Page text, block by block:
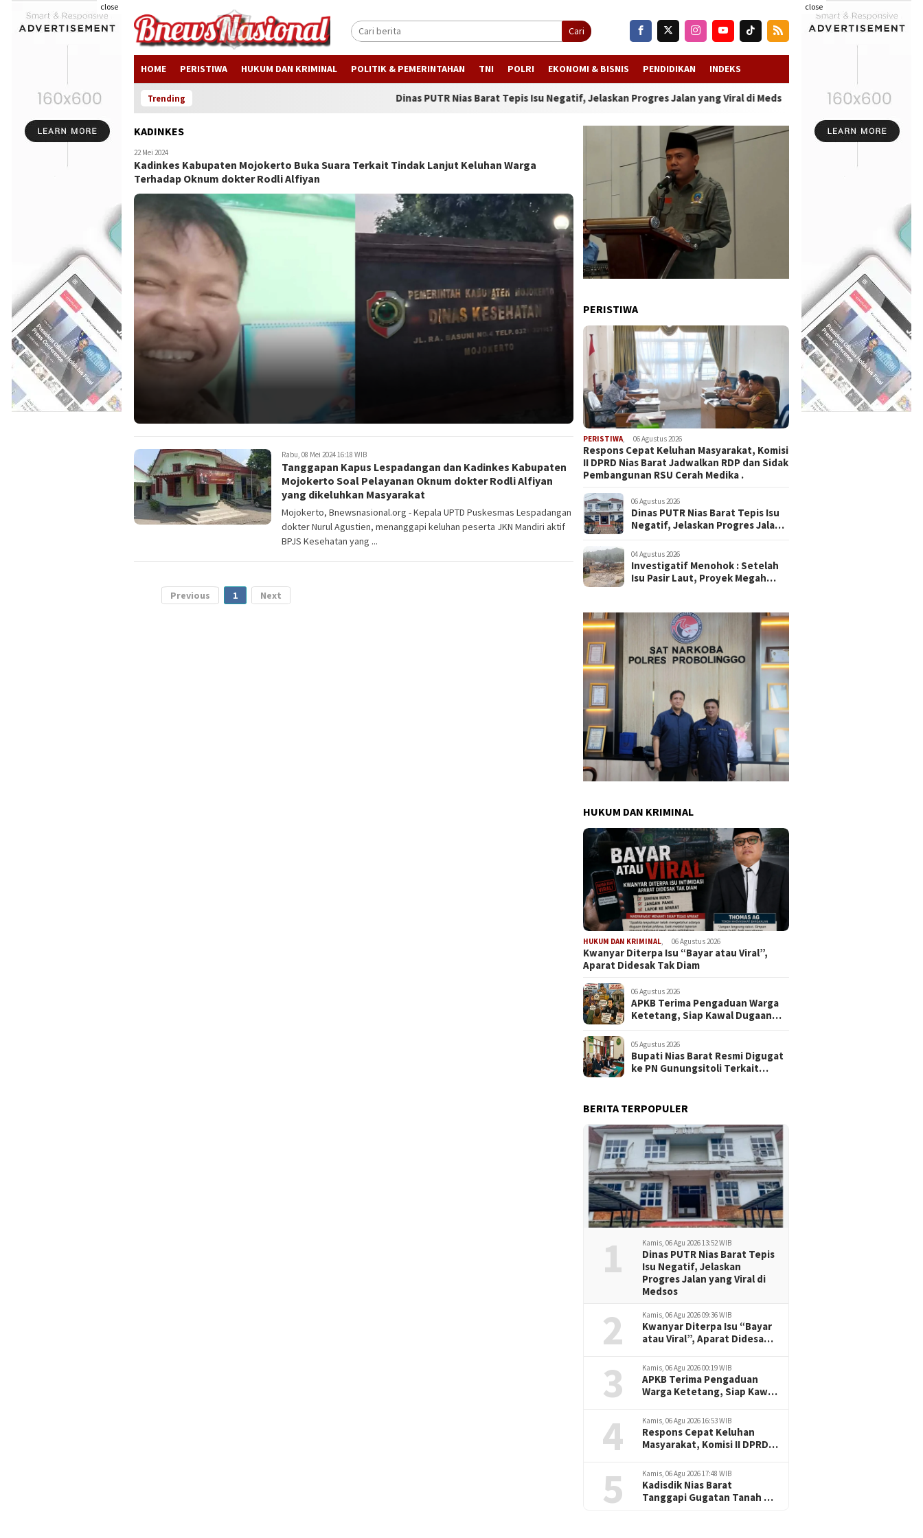
close close
Cari
HOME PERISTIWA HUKUM DAN KRIMINAL POLITIK & PEMERINTAHAN TNI POLRI EKONOMI & BISNIS PENDIDIKAN INDEKS
Trending Dinas PUTR Nias Barat Tepis Isu Negatif, Jelaskan Progres Jalan yang Viral di Medsos-Kwanyar Diterpa Isu “Bayar atau Viral”,
KADINKES
22 Mei 2024
Kadinkes Kabupaten Mojokerto Buka Suara Terkait Tindak Lanjut Keluhan Warga
Terhadap Oknum dokter Rodli Alfiyan
Rabu, 08 Mei 2024 16:18 WIB
Tanggapan Kapus Lespadangan dan Kadinkes Kabupaten
Mojokerto Soal Pelayanan Oknum dokter Rodli Alfiyan
yang dikeluhkan Masyarakat
Mojokerto, Bnewsnasional.org - Kepala UPTD Puskesmas Lespadangan
dokter Nurul Agustien, menanggapi keluhan peserta JKN Mandiri aktif
BPJS Kesehatan yang ...
Previous 1 Next
PERISTIWA
PERISTIWA, 06 Agustus 2026
Respons Cepat Keluhan Masyarakat, Komisi
II DPRD Nias Barat Jadwalkan RDP dan Sidak
Pembangunan RSU Cerah Medika .
06 Agustus 2026
Dinas PUTR Nias Barat Tepis Isu
Negatif, Jelaskan Progres Jalan
04 Agustus 2026
Investigatif Menohok : Setelah
Isu Pasir Laut, Proyek Megah
Hujan
HUKUM DAN KRIMINAL
HUKUM DAN KRIMINAL, 06 Agustus 2026
Kwanyar Diterpa Isu “Bayar atau Viral”,
Aparat Didesak Tak Diam
06 Agustus 2026
APKB Terima Pengaduan Warga
Ketetang, Siap Kawal Dugaan
Jalur Hukum
05 Agustus 2026
Bupati Nias Barat Resmi Digugat
ke PN Gunungsitoli Terkait
BERITA TERPOPULER
1 Kamis, 06 Agu 2026 13:52 WIB
Dinas PUTR Nias Barat Tepis
Isu Negatif, Jelaskan
Progres Jalan yang Viral di
Medsos
2 Kamis, 06 Agu 2026 09:36 WIB
Kwanyar Diterpa Isu “Bayar
atau Viral”, Aparat Didesak
3 Kamis, 06 Agu 2026 00:19 WIB
APKB Terima Pengaduan
Warga Ketetang, Siap Kawal
Bantuan hingga ke Jalur
Hukum
4 Kamis, 06 Agu 2026 16:53 WIB
Respons Cepat Keluhan
Masyarakat, Komisi II DPRD
dan Sidak Pembangunan
RSU Cerah Medika .
5 Kamis, 06 Agu 2026 17:48 WIB
Kadisdik Nias Barat
Tanggapi Gugatan Tanah SD